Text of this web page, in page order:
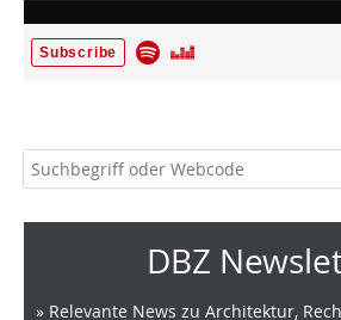
DBZ
» Relevante News zu Architektur,